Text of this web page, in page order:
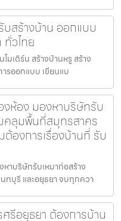
สร้างบ้าน ออกแบบ
ทั่วไทย
มเดิร์น สร้างบ้านหรู สร้าง
รออกแบบ เขียนแบ
ห้อง มองหาบริษัทรับ
คลุมพื้นที่สมุทรสาคร
องการเรื่องบ้านที่ รับ
าบริษัทรับเหมาก่อสร้าง
บุรี และอยุธยา จบทุกควา
รีอยุธยา ต้องการบ้าน